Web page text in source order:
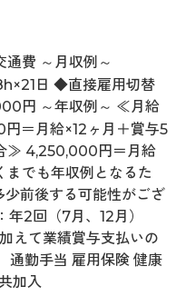
費 ～月収例～
日 ◆直接雇用切替
円 ～年収例～ ≪月給
＝月給×12ヶ月＋賞与5
≫ 4,250,000円＝月給
でも年収例となるた
前後する可能性がござ
年2回（7月、12月）
て業績賞与支払いの
通勤手当 雇用保険 健康
加入